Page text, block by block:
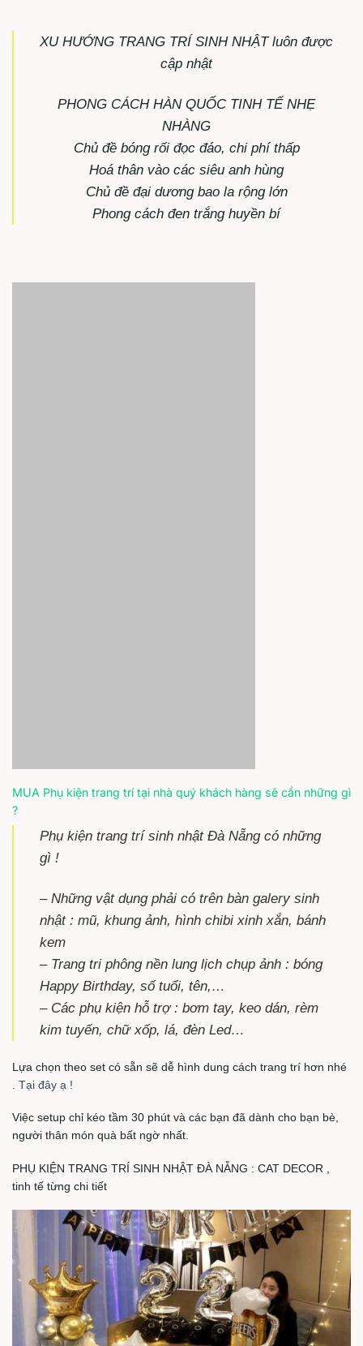
XU HƯỚNG TRANG TRÍ SINH NHẬT luôn được
cập nhật
PHONG CÁCH HÀN QUỐC TINH TẾ NHẸ
NHÀNG
Chủ đề bóng rối đọc đáo, chi phí thấp
Hoá thân vào các siêu anh hùng
Chủ đề đại dương bao la rộng lớn
Phong cách đen trắng huyền bí
MUA Phụ kiện trang trí tại nhà quý khách hàng sẽ cần những gì
?
Phụ kiện trang trí sinh nhật Đà Nẵng có những
gì !
– Những vật dụng phải có trên bàn galery sinh
nhật : mũ, khung ảnh, hình chibi xinh xắn, bánh
kem
– Trang tri phông nền lung lịch chụp ảnh : bóng
Happy Birthday, số tuổi, tên,…
– Các phụ kiện hỗ trợ : bơm tay, keo dán, rèm
kim tuyến, chữ xốp, lá, đèn Led…
Lựa chọn theo set có sẵn sẽ dễ hình dung cách trang trí hơn nhé
. Tại đây ạ !
Việc setup chỉ kéo tầm 30 phút và các bạn đã dành cho bạn bè,
người thân món quà bất ngờ nhất.
PHỤ KIỆN TRANG TRÍ SINH NHẬT ĐÀ NẴNG : CAT DECOR ,
tinh tế từng chi tiết